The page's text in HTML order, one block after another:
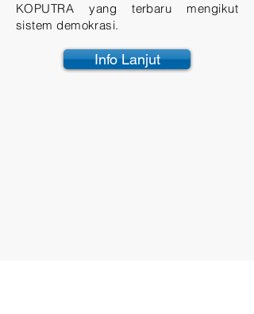
KOPUTRA yang terbaru mengikut
sistem demokrasi.
Info Lanjut